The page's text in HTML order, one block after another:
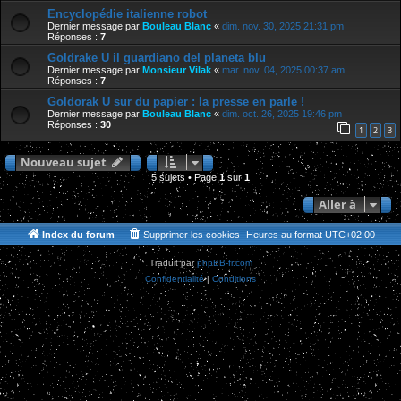
Encyclopédie italienne robot
Dernier message par Bouleau Blanc « dim. nov. 30, 2025 21:31 pm
Réponses : 7
Goldrake U il guardiano del planeta blu
Dernier message par Monsieur Vilak « mar. nov. 04, 2025 00:37 am
Réponses : 7
Goldorak U sur du papier : la presse en parle !
Dernier message par Bouleau Blanc « dim. oct. 26, 2025 19:46 pm
Réponses : 30 1 2 3
Nouveau sujet
5 sujets • Page1sur 1
Aller à
Index du forum Heures au format UTC+02:00
Supprimer les cookies
Traduit parphpBB-fr.com
Confidentialité| Conditions